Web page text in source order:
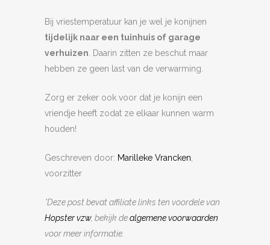
Bij vriestemperatuur kan je wel je konijnen
tijdelijk naar een tuinhuis of garage
verhuizen . Daarin zitten ze beschut maar
hebben ze geen last van de verwarming.
Zorg er zeker ook voor dat je konijn een
vriendje heeft zodat ze elkaar kunnen warm
houden!
Geschreven door: Marilleke Vrancken
voorzitter
*Deze post bevat affiliate links ten voordele van
Hopster vzw, bekijk dealgemene voorwaarden
voor meer informatie.